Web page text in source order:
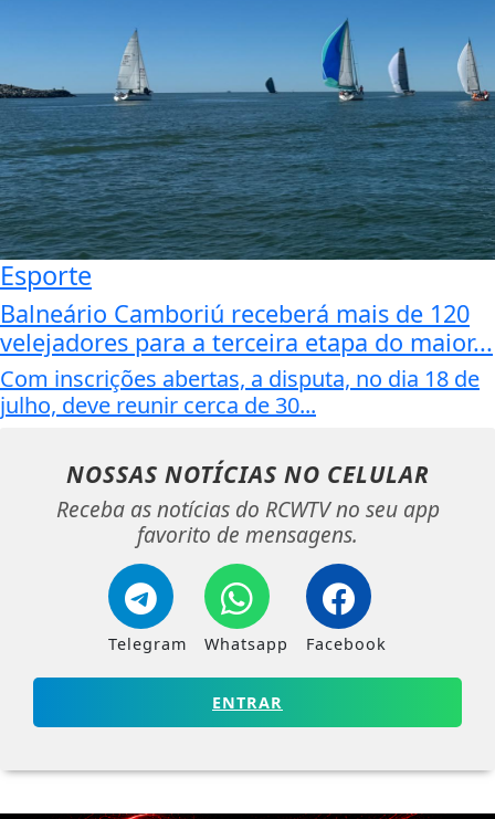
Esporte
Balneário Camboriú receberá mais de 120
velejadores para a terceira etapa do maior...
Com inscrições abertas, a disputa, no dia 18 de
julho, deve reunir cerca de 30...
NOSSAS NOTÍCIAS NO CELULAR
Receba as notícias do RCWTV no seu app
favorito de mensagens.
Telegram Whatsapp Facebook
ENTRAR